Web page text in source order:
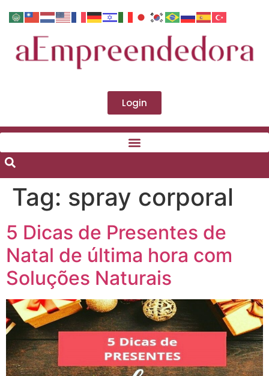
Login
Tag: spray corporal
5 Dicas de Presentes de
Natal de última hora com
Soluções Naturais